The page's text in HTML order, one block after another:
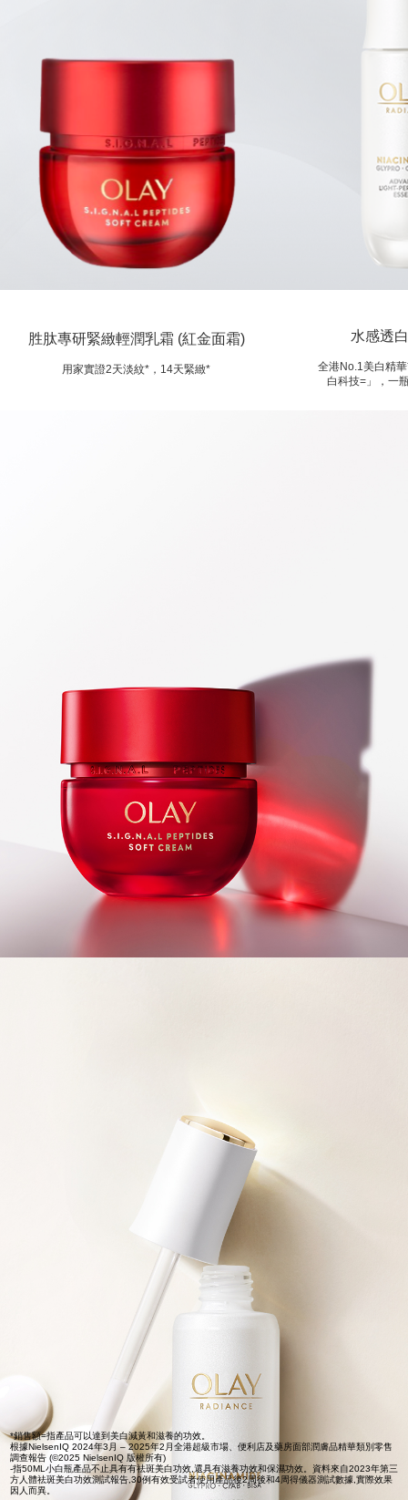
胜肽專研緊緻輕潤乳霜 (紅金面霜)
用家實證2天淡紋*，14天緊緻*
水感透
全港No.1美白精
白科技=」，一
*銷售額=指產品可以達到美白減黃和滋養的功效。
根據NielsenIQ 2024年3月 – 2025年2月全港超級市場、便利店及藥房面部潤膚品精華類別零售
調查報告 (©2025 NielsenIQ 版權所有)
-指50ML小白瓶產品不止具有有祛斑美白功效,還具有滋養功效和保濕功效。資料來自2023年第三
方人體祛斑美白功效測試報告,30例有效受試者使用產品後2周後和4周得儀器測試數據,實際效果
因人而異。